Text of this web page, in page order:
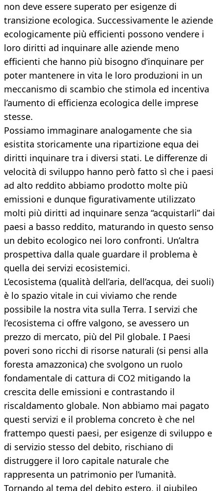
non deve essere superato per esigenze di
transizione ecologica. Successivamente le aziende
ecologicamente più efficienti possono vendere i
loro diritti ad inquinare alle aziende meno
efficienti che hanno più bisogno d’inquinare per
poter mantenere in vita le loro produzioni in un
meccanismo di scambio che stimola ed incentiva
l’aumento di efficienza ecologica delle imprese
stesse.
Possiamo immaginare analogamente che sia
esistita storicamente una ripartizione equa dei
diritti inquinare tra i diversi stati. Le differenze di
velocità di sviluppo hanno però fatto sì che i paesi
ad alto reddito abbiamo prodotto molte più
emissioni e dunque figurativamente utilizzato
molti più diritti ad inquinare senza “acquistarli” dai
paesi a basso reddito, maturando in questo senso
un debito ecologico nei loro confronti. Un’altra
prospettiva dalla quale guardare il problema è
quella dei servizi ecosistemici.
L’ecosistema (qualità dell’aria, dell’acqua, dei suoli)
è lo spazio vitale in cui viviamo che rende
possibile la nostra vita sulla Terra. I servizi che
l’ecosistema ci offre valgono, se avessero un
prezzo di mercato, più del Pil globale. I Paesi
poveri sono ricchi di risorse naturali (si pensi alla
foresta amazzonica) che svolgono un ruolo
fondamentale di cattura di CO2 mitigando la
crescita delle emissioni e contrastando il
riscaldamento globale. Non abbiamo mai pagato
questi servizi e il problema concreto è che nel
frattempo questi paesi, per esigenze di sviluppo e
di servizio stesso del debito, rischiano di
distruggere il loro capitale naturale che
rappresenta un patrimonio per l’umanità.
Tornando al tema del debito estero, il giubileo